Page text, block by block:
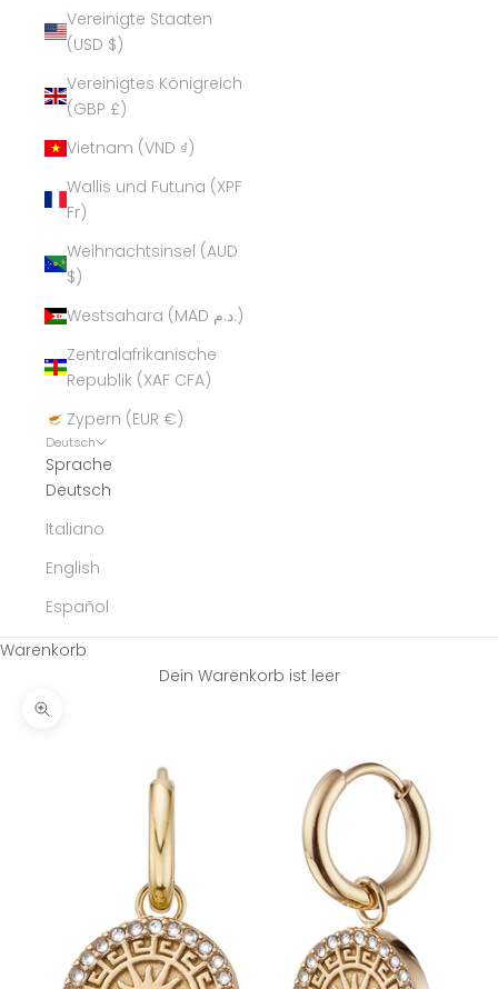
Vereinigte Staaten
(USD $)
Vereinigtes Königreich
(GBP £)
Vietnam (VND ₫)
Wallis und Futuna (XPF
Fr)
Weihnachtsinsel (AUD
$)
Westsahara (MAD د.م.)
Zentralafrikanische
Republik (XAF CFA)
Zypern (EUR €)
Deutsch
Sprache
Deutsch
Italiano
English
Español
Warenkorb
Dein Warenkorb ist leer
Bild vergrößern